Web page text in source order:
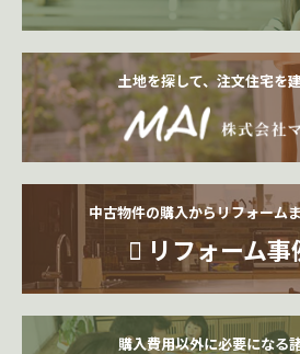
土地を探して、注文住宅を
中古物件の購入からリフォーム
リフォーム事
購入費用以外に必要になる